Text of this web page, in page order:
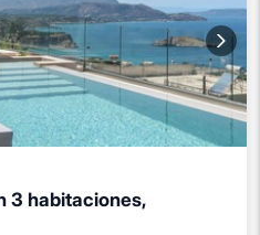
3 habitaciones,